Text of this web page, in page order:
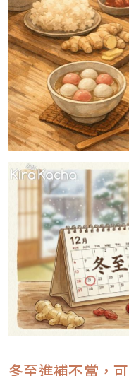
冬至進補不當，